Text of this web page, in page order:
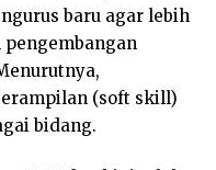
baru agar lebih
(soft skill)
bidang.